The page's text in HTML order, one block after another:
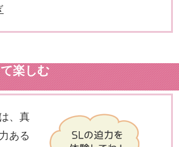
楽しむ
、真
ある